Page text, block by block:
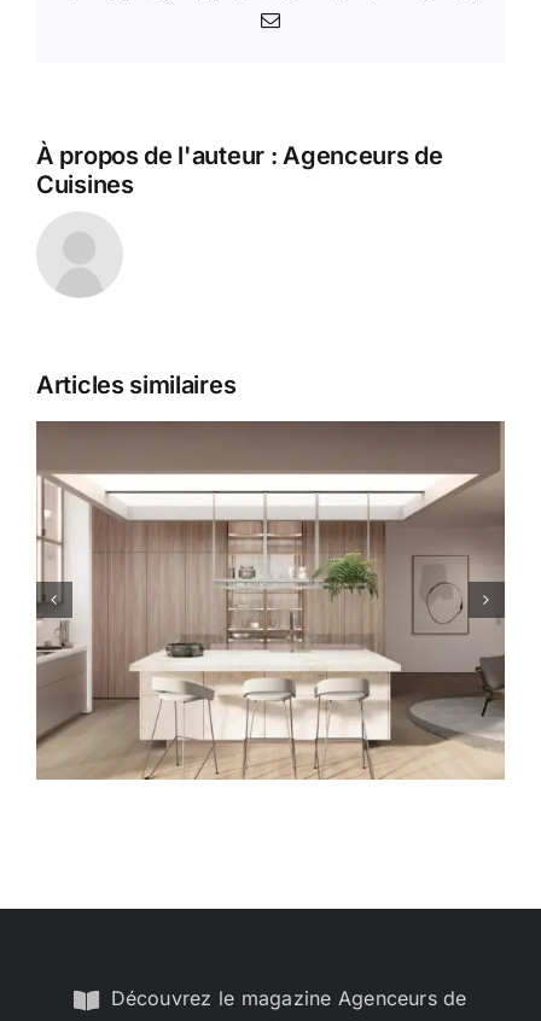
Email
À propos de l'auteur : Agenceurs de
Cuisines
Articles similaires
Focus : le style scandinave
Découvrez le magazine Agenceurs de